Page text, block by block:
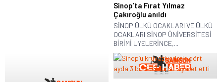
Sinop’ta Fırat Yılmaz
Çakıroğlu anıldı
SİNOP ÜLKÜ OCAKLARI VE ÜLKÜ
OCAKLARI SİNOP ÜNİVERSİTESİ
BİRİMİ ÜYELERİNCE,...